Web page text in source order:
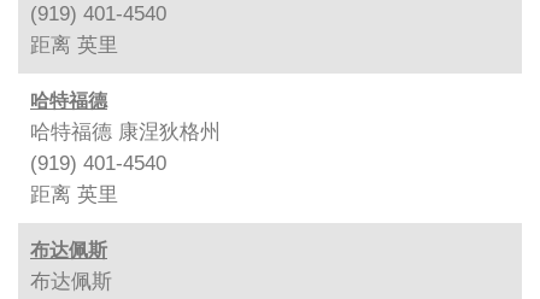
(919) 401-4540
距离 英里
哈特福德
哈特福德 康涅狄格州
(919) 401-4540
距离 英里
布达佩斯
布达佩斯